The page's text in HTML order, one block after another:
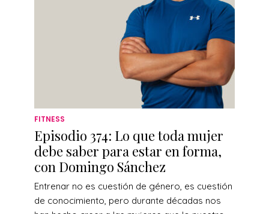
FITNESS
Episodio 374: Lo que toda mujer
debe saber para estar en forma,
con Domingo Sánchez
Entrenar no es cuestión de género, es cuestión
de conocimiento, pero durante décadas nos